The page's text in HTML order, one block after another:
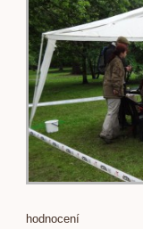
hodnocení